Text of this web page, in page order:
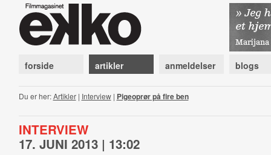
forside artikler anmeldelser blogs
Du er her:Artikler| Interview| Pigeoprør på fire ben
INTERVIEW
17. JUNI 2013 | 13:02